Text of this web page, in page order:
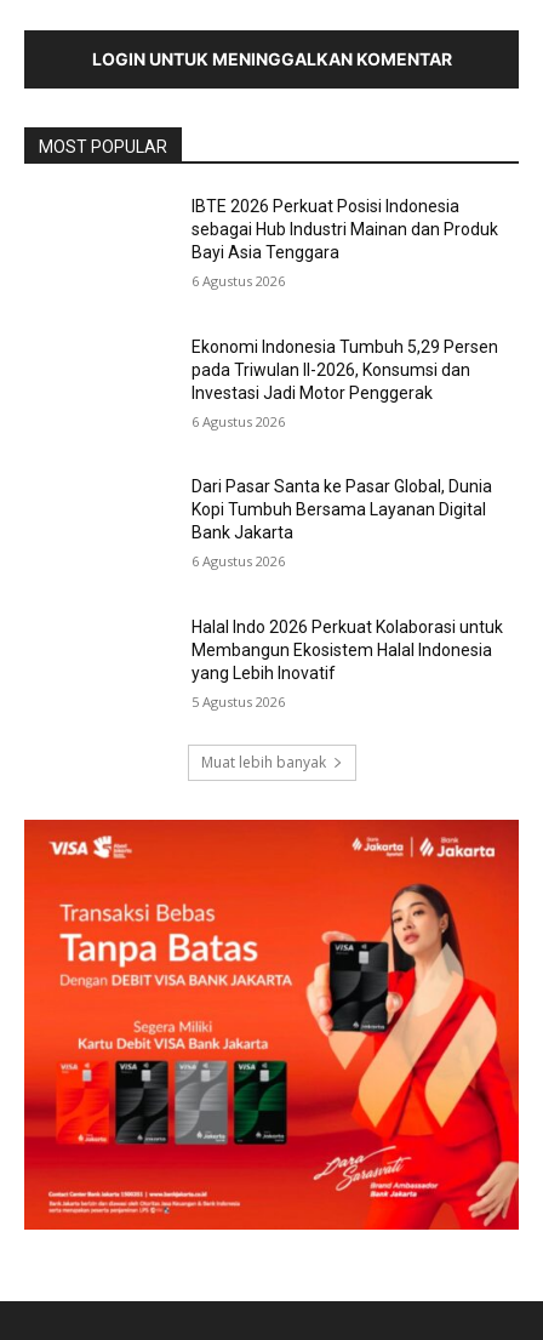
LOGIN UNTUK MENINGGALKAN KOMENTAR
MOST POPULAR
IBTE 2026 Perkuat Posisi Indonesia
sebagai Hub Industri Mainan dan Produk
Bayi Asia Tenggara
6 Agustus 2026
Ekonomi Indonesia Tumbuh 5,29 Persen
pada Triwulan II-2026, Konsumsi dan
Investasi Jadi Motor Penggerak
6 Agustus 2026
Dari Pasar Santa ke Pasar Global, Dunia
Kopi Tumbuh Bersama Layanan Digital
Bank Jakarta
6 Agustus 2026
Halal Indo 2026 Perkuat Kolaborasi untuk
Membangun Ekosistem Halal Indonesia
yang Lebih Inovatif
5 Agustus 2026
Muat lebih banyak